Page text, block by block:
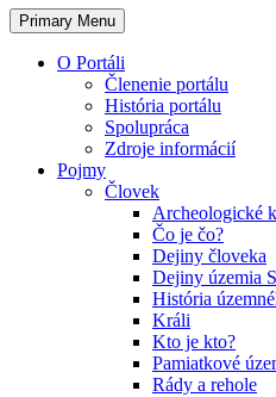
Primary Menu
O Portáli
Členenie portálu
História portálu
Spolupráca
Zdroje informácií
Pojmy
Človek
Archeologické
Čo je čo?
Dejiny človeka
Dejiny územia
História
Králi
Kto je kto?
Pamiatkové
Rády a rehole